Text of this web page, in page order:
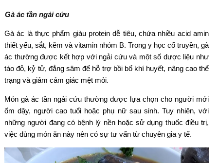
Gà ác tần ngải cứu
Gà ác là thực phẩm giàu protein dễ tiêu, chứa nhiều acid amin
thiết yếu, sắt, kẽm và vitamin nhóm B. Trong y học cổ truyền, gà
ác thường được kết hợp với ngải cứu và một số dược liệu như
táo đỏ, kỷ tử, đẳng sâm để hỗ trợ bồi bổ khí huyết, nâng cao thể
trạng và giảm cảm giác mệt mỏi.
Món gà ác tần ngải cứu thường được lựa chọn cho người mới
ốm dậy, người cao tuổi hoặc phụ nữ sau sinh. Tuy nhiên, với
những người đang có bệnh lý nền hoặc sử dụng thuốc điều trị,
việc dùng món ăn này nên có sự tư vấn từ chuyên gia y tế.